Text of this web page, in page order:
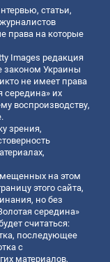
статьи,
права на которые
Images редакция
Украины
не имеет права
середина» их
воспроизводству,
зрения,
на этом
этого сайта,
но без
середина»
считаться:
последующее
с
материалов,